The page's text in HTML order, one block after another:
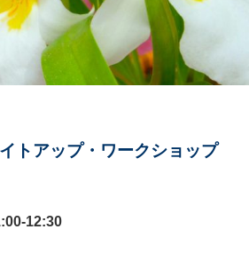
トアップ・ワークショップ
12:30